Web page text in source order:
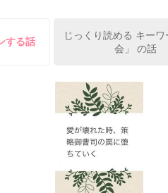
れど……
作品を読む
する話
じっくり読める キー
会」 の話